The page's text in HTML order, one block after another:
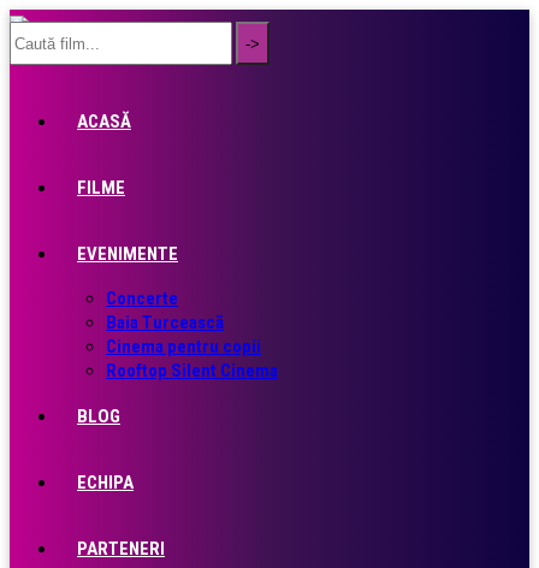
ACASĂ
FILME
EVENIMENTE
Concerte
Baia Turcească
Cinema pentru copii
Rooftop Silent Cinema
BLOG
ECHIPA
PARTENERI